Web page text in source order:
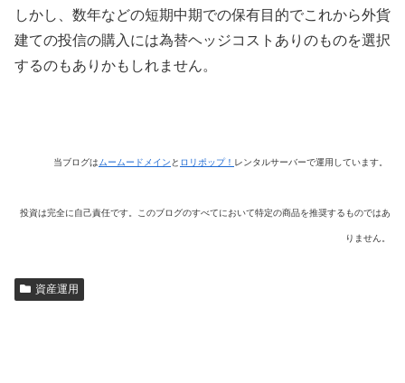
しかし、数年などの短期中期での保有目的でこれから外貨
建ての投信の購入には為替ヘッジコストありのものを選択
するのもありかもしれません。
当ブログは ムームードメイン と ロリポップ！ レンタルサーバーで運用しています。
投資は完全に自己責任です。このブログのすべてにおいて特定の商品を推奨するものではあ
りません。
資産運用